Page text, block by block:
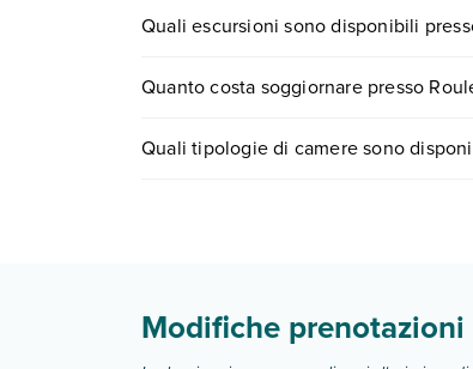
Quali escursioni sono disponibili
numero 0721.17231 oprenotando un
Quanto costa soggiornare presso
scegli quando partire.
Quali tipologie di camere sono
Modifiche prenotazioni